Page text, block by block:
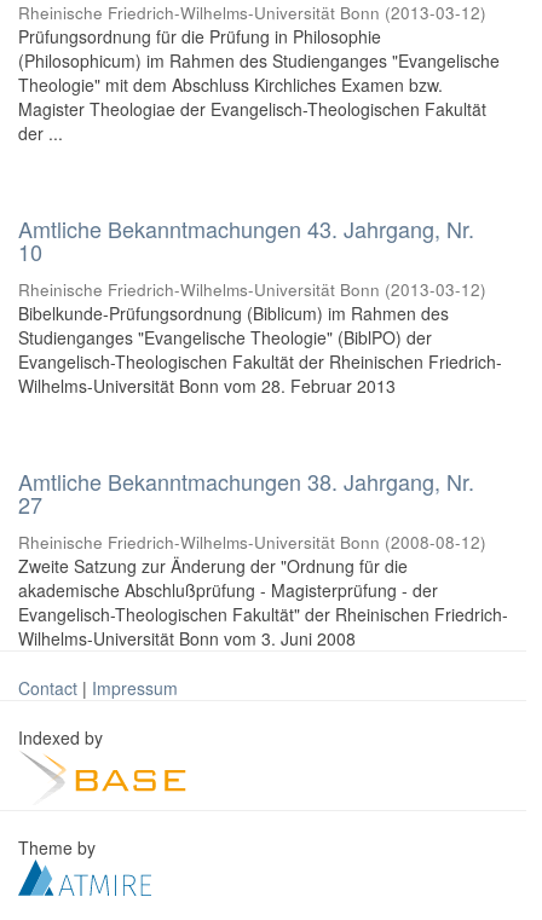
Rheinische Friedrich-Wilhelms-Universität Bonn (2013-03-12)
Prüfungsordnung für die Prüfung in Philosophie
(Philosophicum) im Rahmen des Studienganges "Evangelische
Theologie" mit dem Abschluss Kirchliches Examen bzw.
Magister Theologiae der Evangelisch-Theologischen Fakultät
der ...
Amtliche Bekanntmachungen 43. Jahrgang, Nr.
10
Rheinische Friedrich-Wilhelms-Universität Bonn (2013-03-12)
Bibelkunde-Prüfungsordnung (Biblicum) im Rahmen des
Studienganges "Evangelische Theologie" (BiblPO) der
Evangelisch-Theologischen Fakultät der Rheinischen Friedrich-
Wilhelms-Universität Bonn vom 28. Februar 2013
Amtliche Bekanntmachungen 38. Jahrgang, Nr.
27
Rheinische Friedrich-Wilhelms-Universität Bonn (2008-08-12)
Zweite Satzung zur Änderung der "Ordnung für die
akademische Abschlußprüfung - Magisterprüfung - der
Evangelisch-Theologischen Fakultät" der Rheinischen Friedrich-
Wilhelms-Universität Bonn vom 3. Juni 2008
Contact | Impressum
Indexed by
Theme by